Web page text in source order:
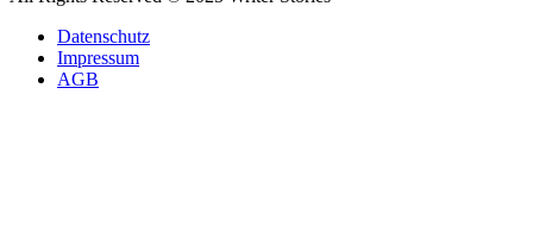
Datenschutz
Impressum
AGB